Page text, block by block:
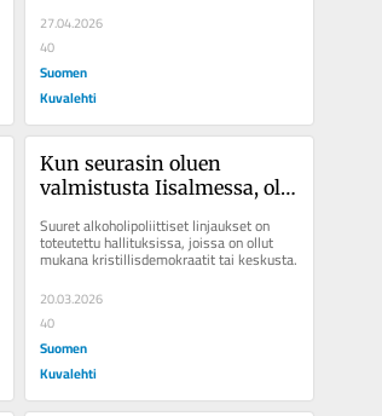
27.04.2026
40
Suomen
Kuvalehti
Kun seurasin oluen
valmistusta Iisalmessa, oli
todella juodaan yhä
vähemmän
Suuret alkoholipoliittiset linjaukset on
toteutettu hallituksissa, joissa on ollut
mukana kristillisdemokraatit tai keskusta.
20.03.2026
40
Suomen
Kuvalehti